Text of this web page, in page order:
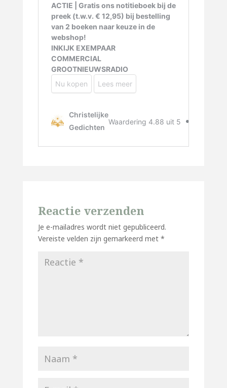
Reactie verzenden
Je e-mailadres wordt niet gepubliceerd.
Vereiste velden zijn gemarkeerd met *